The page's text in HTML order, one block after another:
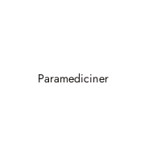
Paramediciner